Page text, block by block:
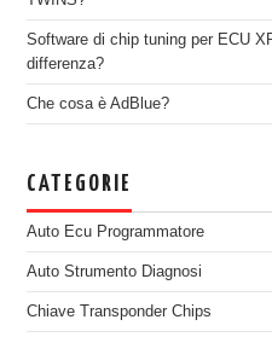
Software di chip tuning per ECU
differenza?
Che cosa è AdBlue?
CATEGORIE
Auto Ecu Programmatore
Auto Strumento Diagnosi
Chiave Transponder Chips